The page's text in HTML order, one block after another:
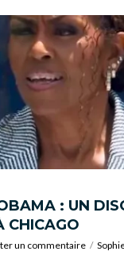
: UN
CHICAGO
un commentaire